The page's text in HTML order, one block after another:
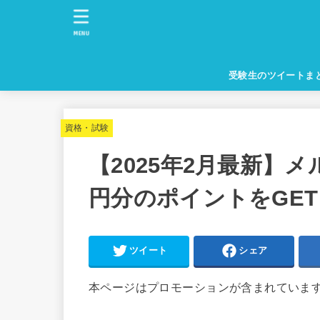
受験生のツイートま
MENU
資格・試験
【2025年2月最新】
円分のポイントを
ツイート シェア
本ページはプロモーションが含まれていま